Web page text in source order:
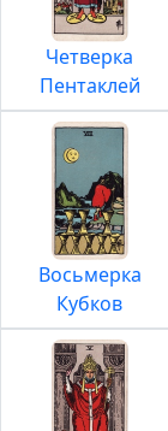
Четверка
Пентаклей
Восьмерка
Кубков